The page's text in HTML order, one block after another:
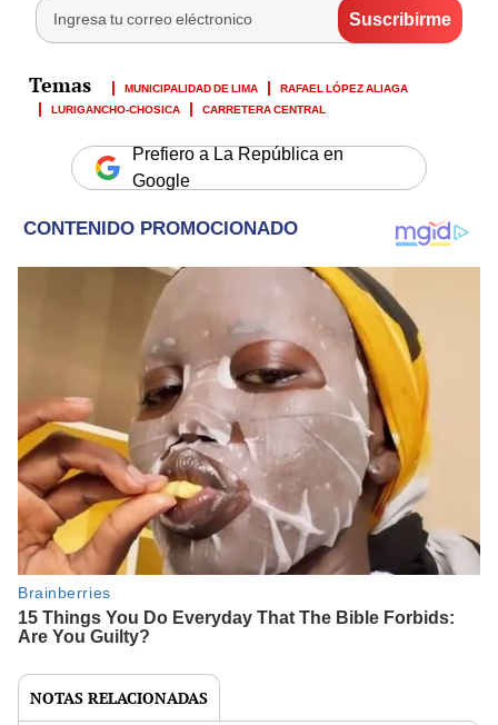
MUNICIPALIDAD DE LIMA
RAFAEL LÓPEZ ALIAGA
LURIGANCHO-CHOSICA
CARRETERA CENTRAL
Prefiero a La República en
Google
NOTAS RELACIONADAS